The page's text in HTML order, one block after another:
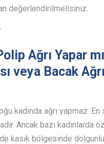
değerlendirilmelisiniz.
Ağrı Yapar
veya Bacak
kadında ağrı yapmaz. En
Ancak bazı kadınlarda
kasık bölgesinde